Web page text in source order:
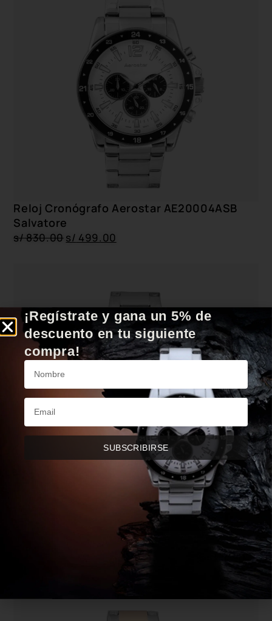
Reloj Cronógrafo Aerostar AE20004ASB
Salvatore
s/830.00s/ 499.00
Reloj Cronógrafo Aerostar AE20004ABL
¡Regístrate y gana un 5% de
descuento en tu siguiente
compra!
SUBSCRIBIRSE